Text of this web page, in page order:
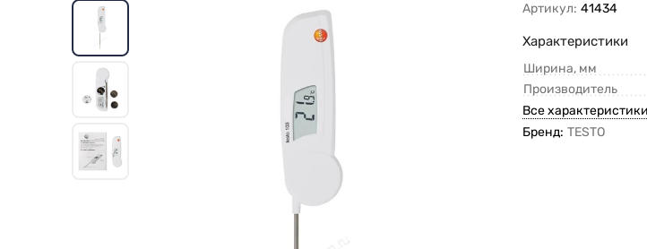
Артикул: 41434
Характеристики
Ширина, мм
Производитель
Все характеристики
Бренд: TESTO